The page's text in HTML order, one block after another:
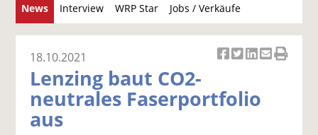
News Interview WRP Star Jobs / Verkäufe
u
c
k k k k
18.10.2021
Lenzing baut CO2-
neutrales Faserportfolio
aus